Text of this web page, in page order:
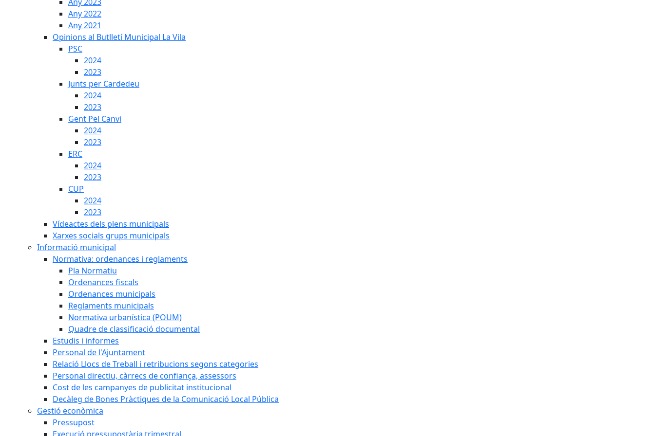
Any 2022
Any 2021
Opinions al Butlletí Municipal La Vila
PSC
2024
2023
Junts per Cardedeu
2024
2023
Gent Pel Canvi
2024
2023
ERC
2024
2023
CUP
2024
2023
Vídeactes dels plens municipals
Xarxes socials grups municipals
Informació municipal
Normativa: ordenances i reglaments
Pla Normatiu
Ordenances fiscals
Ordenances municipals
Reglaments municipals
Normativa urbanística (POUM)
Quadre de classificació documental
Estudis i informes
Personal de l'Ajuntament
Relació Llocs de Treball i retribucions segons categories
Personal directiu, càrrecs de confiança, assessors
Cost de les campanyes de publicitat institucional
Decàleg de Bones Pràctiques de la Comunicació Local Pública
Gestió econòmica
Pressupost